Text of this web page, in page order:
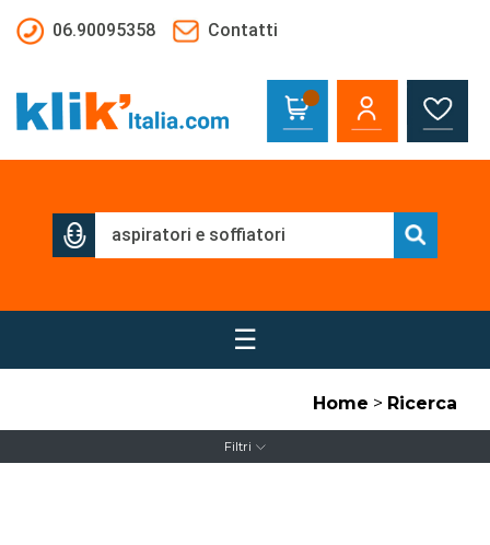
06.90095358
Contatti
☰
Home > Ricerca
Filtri